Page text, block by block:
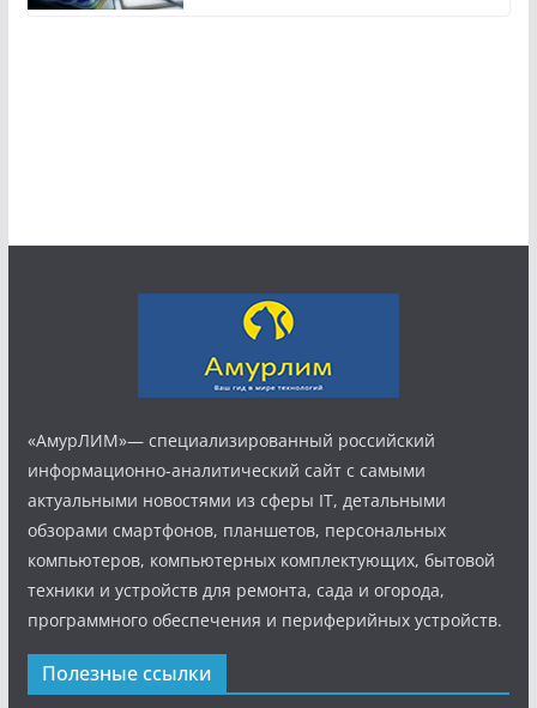
«АмурЛИМ»— специализированный российский
информационно-аналитический сайт с самыми
актуальными новостями из сферы IT, детальными
обзорами смартфонов, планшетов, персональных
компьютеров, компьютерных комплектующих, бытовой
техники и устройств для ремонта, сада и огорода,
программного обеспечения и периферийных устройств.
Полезные ссылки